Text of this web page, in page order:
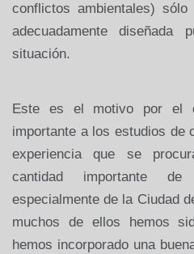
conflictos ambientales)
adecuadamente diseñada
situación.
Este es el motivo por el
importante a los estudios de
experiencia que se
cantidad importante
especialmente de la Ciudad
muchos de ellos hemos
hemos incorporado una